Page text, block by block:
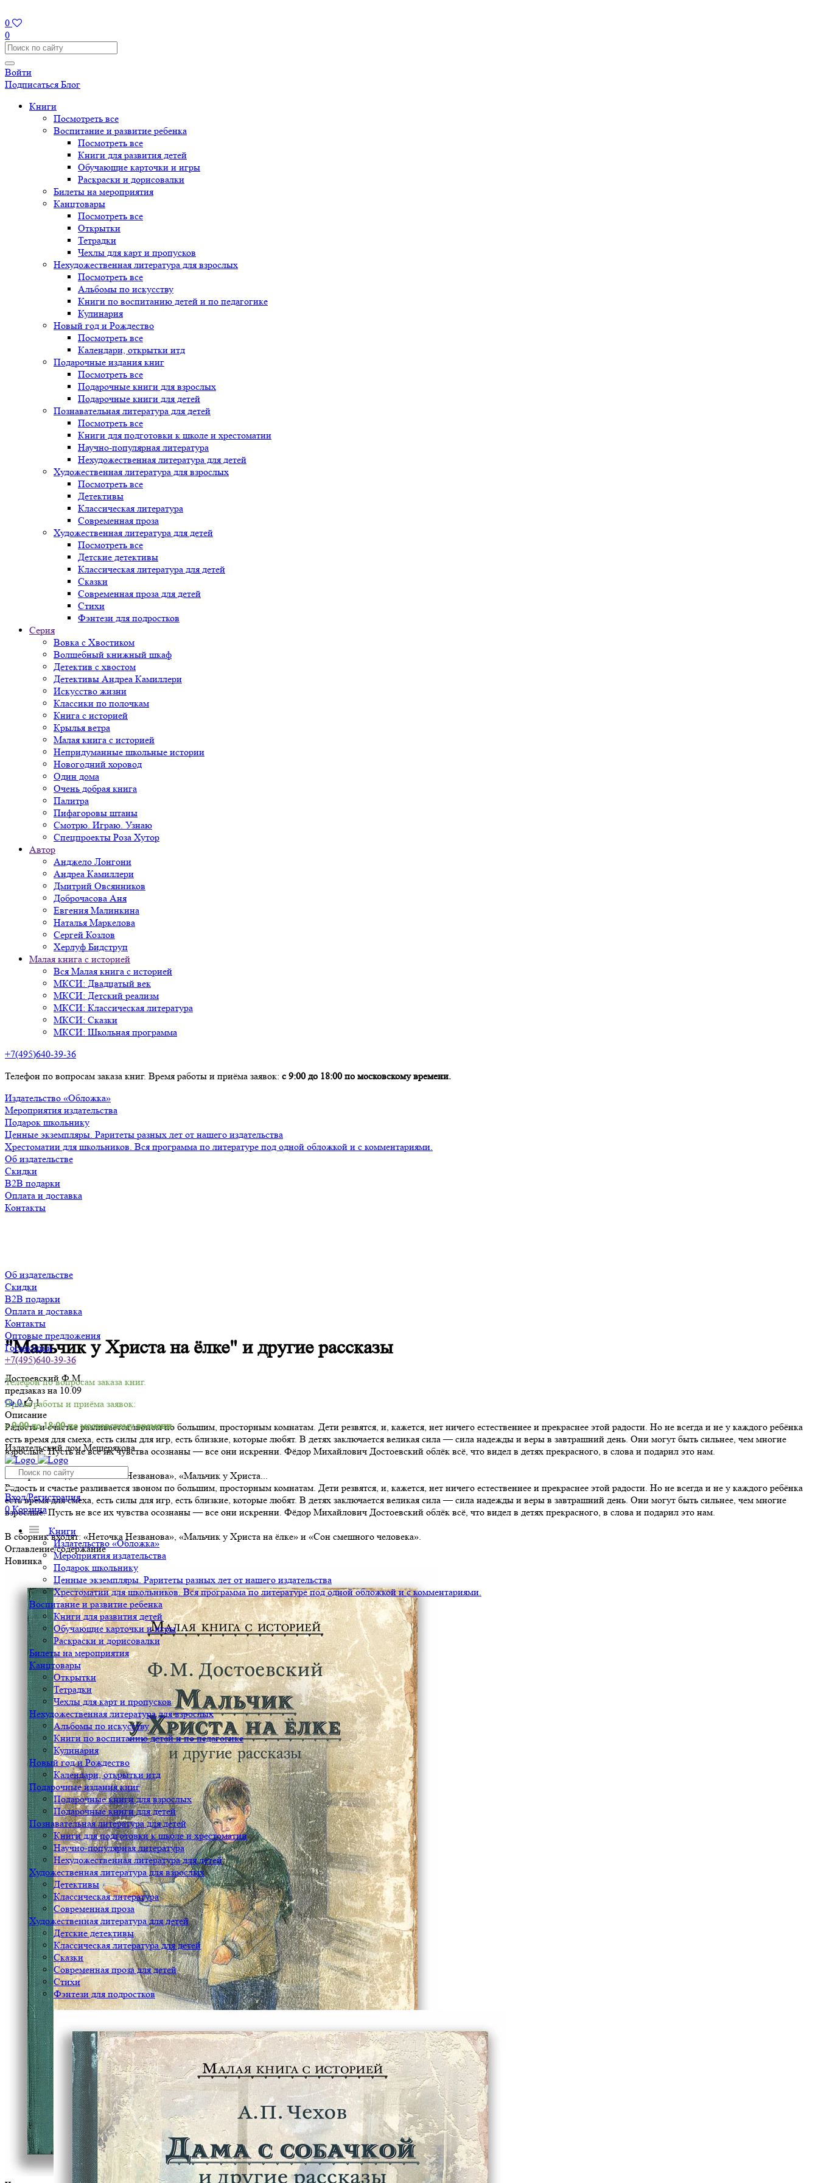
0
0
Войти
Подписаться Блог
Книги
Посмотреть все
Воспитание и развитие ребенка
Посмотреть все
Книги для развития детей
Обучающие карточки и игры
Раскраски и дорисовалки
Билеты на мероприятия
Канцтовары
Посмотреть все
Открытки
Тетрадки
Чехлы для карт и пропусков
Нехудожественная литература для взрослых
Посмотреть все
Альбомы по искусству
Книги по воспитанию детей и по педагогике
Кулинария
Новый год и Рождество
Посмотреть все
Календари, открытки итд
Подарочные издания книг
Посмотреть все
Подарочные книги для взрослых
Подарочные книги для детей
Познавательная литература для детей
Посмотреть все
Книги для подготовки к школе и хрестоматии
Научно-популярная литература
Нехудожественная литература для детей
Художественная литература для взрослых
Посмотреть все
Детективы
Классическая литература
Современная проза
Художественная литература для детей
Посмотреть все
Детские детективы
Классическая литература для детей
Сказки
Современная проза для детей
Стихи
Фэнтези для подростков
Серия
Вовка с Хвостиком
Волшебный книжный шкаф
Детектив с хвостом
Детективы Андреа Камиллери
Искусство жизни
Классики по полочкам
Книга с историей
Крылья ветра
Малая книга с историей
Непридуманные школьные истории
Новогодний хоровод
Один дома
Очень добрая книга
Палитра
Пифагоровы штаны
Смотрю. Играю. Узнаю
Спецпроекты Роза Хутор
Автор
Анджело Лонгони
Андреа Камиллери
Дмитрий Овсянников
Доброчасова Аня
Евгения Малинкина
Наталья Маркелова
Сергей Козлов
Херлуф Бидструп
Малая книга с историей
Вся Малая книга с историей
МКСИ: Двадцатый век
МКСИ: Детский реализм
МКСИ: Классическая литература
МКСИ: Сказки
МКСИ: Школьная программа
+7(495)640-39-36
Телефон по вопросам заказа книг. Время работы и приёма заявок: с 9:00 до 18:00 по московскому времени.
Издательство «Обложка»
Мероприятия издательства
Подарок школьнику
Ценные экземпляры. Раритеты разных лет от нашего издательства
Хрестоматии для школьников. Вся программа по литературе под одной обложкой и с комментариями.
Об издательстве
Скидки
B2B подарки
Оплата и доставка
Контакты
Об издательстве
Скидки
B2B подарки
Оплата и доставка
Контакты
Оптовые предложения
Госзакупки
+7(495)640-39-36
Телефон по вопросам заказа книг.
Время работы и приёма заявок:
с 9:00 до 18:00 по московскому времени.
Издательский дом Мещерякова
Вход/Регистрация
0 Корзина
Книги
Издательство «Обложка»
Мероприятия издательства
Подарок школьнику
Ценные экземпляры. Раритеты разных лет от нашего издательства
Хрестоматии для школьников. Вся программа по литературе под одной обложкой и с комментариями.
Воспитание и развитие ребенка
Книги для развития детей
Обучающие карточки и игры
Раскраски и дорисовалки
Билеты на мероприятия
Канцтовары
Открытки
Тетрадки
Чехлы для карт и пропусков
Нехудожественная литература для взрослых
Альбомы по искусству
Книги по воспитанию детей и по педагогике
Кулинария
Новый год и Рождество
Календари, открытки итд
Подарочные издания книг
Подарочные книги для взрослых
Подарочные книги для детей
Познавательная литература для детей
Книги для подготовки к школе и хрестоматии
Научно-популярная литература
Нехудожественная литература для детей
Художественная литература для взрослых
Детективы
Классическая литература
Современная проза
Художественная литература для детей
Детские детективы
Классическая литература для детей
Сказки
Современная проза для детей
Стихи
Фэнтези для подростков
"Мальчик у Христа на ёлке" и другие рассказы
Достоевский Ф.М.
предзаказ на 10.09
0
1
Описание
Радость и счастье разливается звоном по большим, просторным комнатам. Дети резвятся, и, кажется, нет ничего естественнее и прекраснее этой радости. Но не всегда и не у каждого ребёнка
есть время для смеха, есть силы для игр, есть близкие, которые любят. В детях заключается великая сила — сила надежды и веры в завтрашний день. Они могут быть сильнее, чем многие
взрослые. Пусть не все их чувства осознаны — все они искренни. Фёдор Михайлович Достоевский облёк всё, что видел в детях прекрасного, в слова и подарил это нам.
В сборник входят: «Неточка Незванова», «Мальчик у Христа...
Радость и счастье разливается звоном по большим, просторным комнатам. Дети резвятся, и, кажется, нет ничего естественнее и прекраснее этой радости. Но не всегда и не у каждого ребёнка
есть время для смеха, есть силы для игр, есть близкие, которые любят. В детях заключается великая сила — сила надежды и веры в завтрашний день. Они могут быть сильнее, чем многие
взрослые. Пусть не все их чувства осознаны — все они искренни. Фёдор Михайлович Достоевский облёк всё, что видел в детях прекрасного, в слова и подарил это нам.
В сборник входят: «Неточка Незванова», «Мальчик у Христа на ёлке» и «Сон смешного человека».
Оглавление/содержание
Новинка